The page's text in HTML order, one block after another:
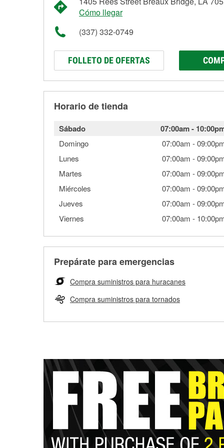
Cómo llegar
(337) 332-0749
FOLLETO DE OFERTAS
Horario de tienda
Sábado 07:00am-
Domingo 07:00am -
Lunes
07:00am -
Martes
07:00am -
Miércoles
07:00am -
Jueves
07:00am -
Viernes
07:00am -
Prepárate para emergencias
Compra suministros para huracanes
Compra suministros para tornados